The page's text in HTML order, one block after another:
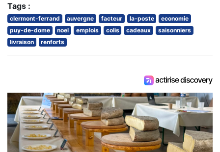
Tags :
clermont-ferrand auvergne facteur la-poste
economie
puy-de-dome
noel emplois colis cadeaux
saisonniers
livraison
renforts